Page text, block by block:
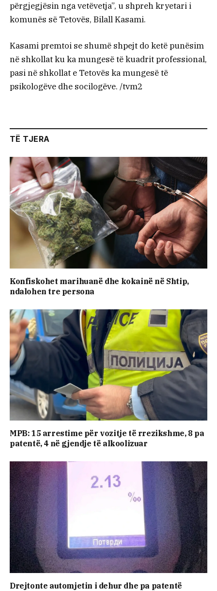
përgjegjësin nga vetëvetja”, u shpreh kryetari i
komunës së Tetovës, Bilall Kasami.
Kasami premtoi se shumë shpejt do ketë punësim
në shkollat ku ka mungesë të kuadrit professional,
pasi në shkollat e Tetovës ka mungesë të
psikologëve dhe socilogëve. /tvm2
TË TJERA
Konfiskohet marihuanë dhe kokainë në Shtip,
ndalohen tre persona
MPB: 15 arrestime për vozitje të rrezikshme, 8 pa
patentë, 4 në gjendje të alkoolizuar
Drejtonte automjetin i dehur dhe pa patentë